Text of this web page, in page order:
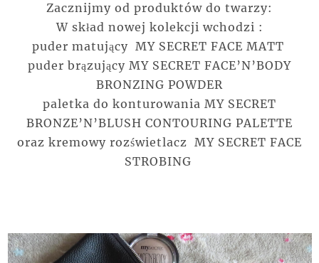
Zacznijmy od produktów do twarzy:
W skład nowej kolekcji wchodzi :
puder matujący MY SECRET FACE MATT
puder brązujący MY SECRET FACE’N’BODY
BRONZING POWDER
paletka do konturowania MY SECRET
BRONZE’N’BLUSH CONTOURING PALETTE
oraz kremowy rozświetlacz MY SECRET FACE
STROBING